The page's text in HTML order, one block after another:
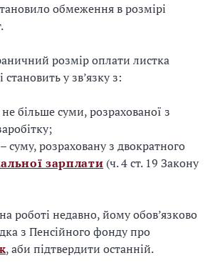
обмеження в розмірі
розмір оплати листка
у зв’язку з:
більше суми, розрахованої з
– суму, розраховану з двократного
зарплати (ч. 4 ст. 19 Закону
роботі недавно, йому обов’язково
з Пенсійного фонду про
, аби підтвердити останній.